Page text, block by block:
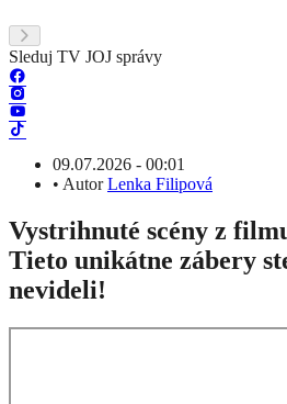
Sleduj TV JOJ správy
09.07.2026 - 00:01
• AutorLenka Filipová
Vystrihnuté scény z
Tieto unikátne zábery
nevideli!